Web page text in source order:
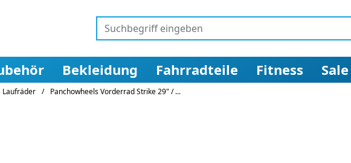
Bekleidung Fahrradteile Fitness Sale
Laufräder / Panchowheels Vorderrad Strike 29" / ...